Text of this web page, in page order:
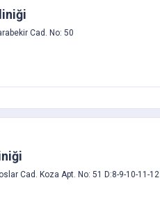
Cad. No: 50
Cad. Koza Apt. No: 51 D:8-9-10-11-12